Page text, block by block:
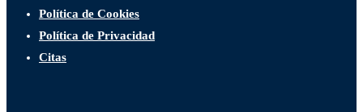
Política de Cookies
Política de Privacidad
Citas